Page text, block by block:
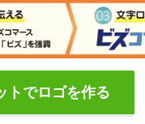
トでロゴを作る